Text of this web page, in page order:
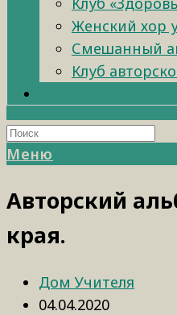
Женский хор
Смешанный
Клуб
Меню
Авторский
края.
Дом Учителя
04.04.2020